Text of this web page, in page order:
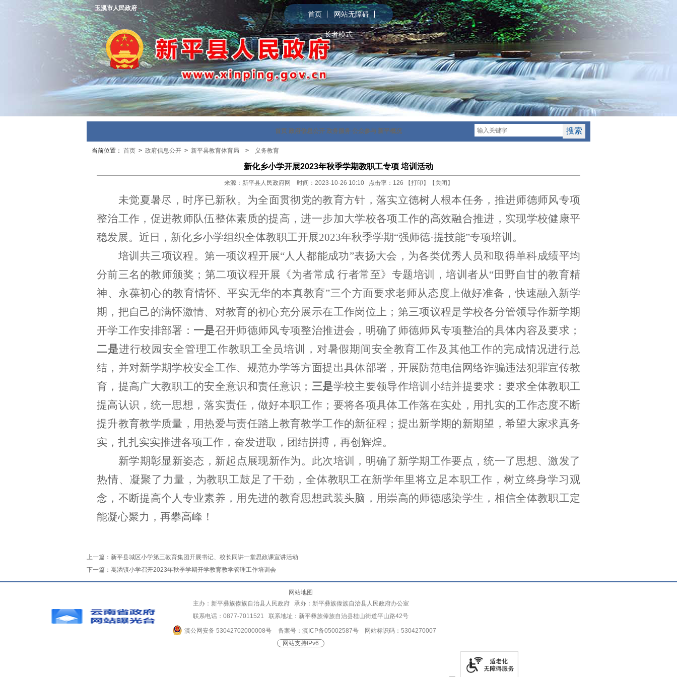
首页 网站无障碍
长者模式
玉溪市人民政府
首页 政府信息公开 政务服务 公众参与 新平概况
当前位置： 首页 > 政府信息公开 > 新平县教育体育局 > 义务教育
新化乡小学开展2023年秋季学期教职工专项 培训活动
来源：新平县人民政府网 时间：2023-10-26 10:10 点击率： 126 【打印 】【 关闭 】
未觉夏暑尽，时序已新秋。为全面贯彻党的教育方针，落实立德树人根本任务，推进师德师风专项
整治工作，促进教师队伍整体素质的提高，进一步加大学校各项工作的高效融合推进，实现学校健康平
稳发展。近日，新化乡小学组织全体教职工开展2023年秋季学期“强师德·提技能”专项培训。
培训共三项议程。 第一项议程开展“人人都能成功”表扬大会，为各类优秀人员和取得单科成绩平均
分前三名的教师颁奖；第二项议程开展《为者常成 行者常至》专题培训，培训者从“田野自甘的教育精
神、永葆初心的教育情怀、平实无华的本真教育”三个方面要求老师从态度上做好准备，快速融入新学
期，把自己的满怀激情、对教育的初心充分展示在工作岗位上；第三项议程是学校各分管领导作新学期
开学工作安排部署： 一是召开师德师风专项整治推进会，明确了师德师风专项整治的具体内容及要求；
二是进行校园安全管理工作教职工全员培训，对暑假期间安全教育工作及其他工作的完成情况进行总
结，并对新学期学校安全工作、规范办学等方面提出具体部署，开展防范电信网络诈骗违法犯罪宣传教
育，提高广大教职工的安全意识和责任意识； 三是学校主要领导作培训小结并提要求：要求全体教职工
提高认识，统一思想，落实责任，做好本职工作； 要将各项具体工作落在实处，用扎实的工作态度不断
提升教育教学质量，用热爱与责任踏上教育教学工作的新征程； 提出新学期的新期望，希望大家求真务
实，扎扎实实推进各项工作，奋发进取，团结拼搏，再创辉煌。
新学期彰显新姿态，新起点展现新作为。此次培训，明确了新学期工作要点，统一了思想、激发了
热情、凝聚了力量，为教职工鼓足了干劲，全体教职工在新学年里将立足本职工作，树立终身学习观
念，不断提高个人专业素养，用先进的教育思想武装头脑，用崇高的师德感染学生，相信全体教职工定
能凝心聚力，再攀高峰！
上一篇： 新平县城区小学第三教育集团开展书记、校长同讲一堂思政课宣讲活动
下一篇： 戛洒镇小学召开2023年秋季学期开学教育教学管理工作培训会
网站地图
主办：新平彝族傣族自治县人民政府 承办：新平彝族傣族自治县人民政府办公室
联系电话：0877-7011521 联系地址：新平彝族傣族自治县桂山街道平山路42号
滇公网安备 53042702000008号 备案号：滇ICP备05002587号网站标识码：5304270007
网站支持IPv6